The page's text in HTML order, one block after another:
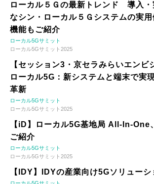
ローカル５Ｇの最新トレンド 導入・
なシン・ローカル５Ｇシステムの実
機能もご紹介
ローカル5Gサミット
ローカル5Gサミット2025
【セッション3・京セラみらいエンビ
ローカル5G：新システムと端末で実
革新
ローカル5Gサミット
ローカル5Gサミット2025
【iD】ローカル5G基地局 All-In-One
ご紹介
ローカル5Gサミット
ローカル5Gサミット2025
【IDY】IDYの産業向け5Gソリューシ
ローカル5Gサミット